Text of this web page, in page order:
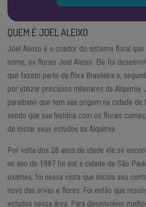
QUEM É JOEL ALEIXO
Joel Aleixo é o criador do sistema floral que
nome, os florais Joel Aleixo. Ele foi
que fazem parte da flora Brasileira e,
por utilizar princípios milenares da Alquimia.
paraibano que tem sua origem na cidade de
sendo que sua história com os florais
de iniciar seus estudos na Alquimia.
Por volta dos 28 anos de idade ele se
no ano de 1987 foi até a cidade de São
exames, foi nessa visita que iniciou seu
novo das ervas e flores. Foi então que
estudos nessa área. Para desenvolver